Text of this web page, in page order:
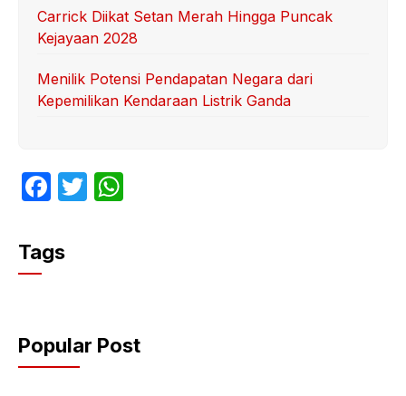
Carrick Diikat Setan Merah Hingga Puncak
Kejayaan 2028
Menilik Potensi Pendapatan Negara dari
Kepemilikan Kendaraan Listrik Ganda
F
c
e
o
o
T
p
p
Tags
Popular Post